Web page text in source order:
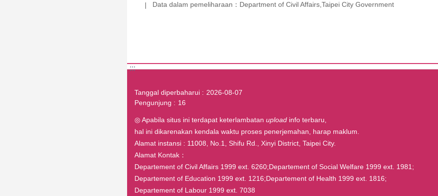
Data dalam pemeliharaan：Department of Civil Affairs,Taipei City Government
:::
Tanggal diperbaharui
2026-08-07
Pengunjung
16
◎ Apabila situs ini terdapat keterlambatan upload info terbaru,
hal ini dikarenakan kendala waktu proses penerjemahan, harap maklum.
Alamat instansi : 11008, No.1, Shifu Rd., Xinyi District, Taipei City.
Alamat Kontak：
Departement of Civil Affairs 1999 ext. 6260;Departement of Social Welfare 1999 ext. 1981;
Departement of Education 1999 ext. 1216;Departement of Health 1999 ext. 1816;
Departement of Labour 1999 ext. 7038